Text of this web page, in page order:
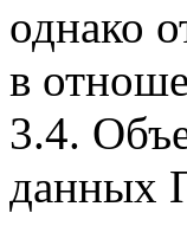
однако
в
3.4.
данных